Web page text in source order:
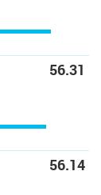
56.31
56.14